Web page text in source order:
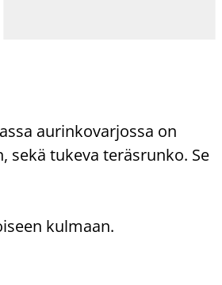
aurinkovarjossa on
sekä tukeva teräsrunko. Se
kulmaan.